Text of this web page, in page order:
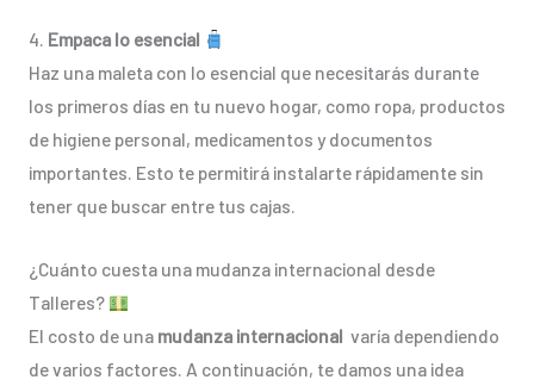
4. Empaca lo esencial
Haz una maleta con lo esencial que necesitarás durante
los primeros días en tu nuevo hogar, como ropa, productos
de higiene personal, medicamentos y documentos
importantes. Esto te permitirá instalarte rápidamente sin
tener que buscar entre tus cajas.
¿Cuánto cuesta una mudanza internacional desde
Talleres?
El costo de una mudanza internacional varía dependiendo
de varios factores. A continuación, te damos una idea